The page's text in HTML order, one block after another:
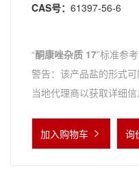
CAS号： 61397-56-6
“酮康唑杂质 17”标准参
警告：该产品盐的形式
当地代理商以获取详细信
加入购物车 询